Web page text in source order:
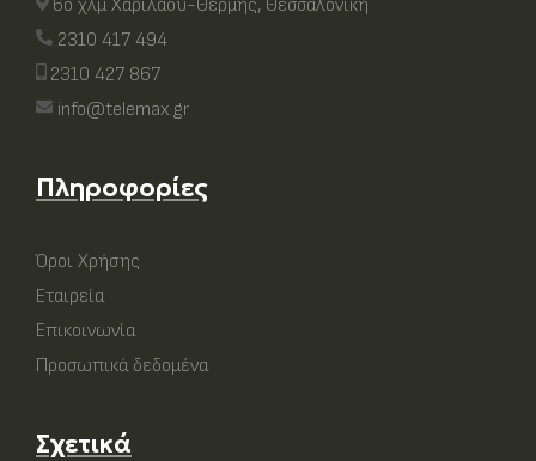
6ο χλμ Χαριλάου-Θέρμης, Θεσσαλονίκη
2310 417 494
2310 427 867
info@telemax.gr
Πληροφορίες
Όροι Χρήσης
Εταιρεία
Επικοινωνία
Προσωπικά δεδομένα
Σχετικά